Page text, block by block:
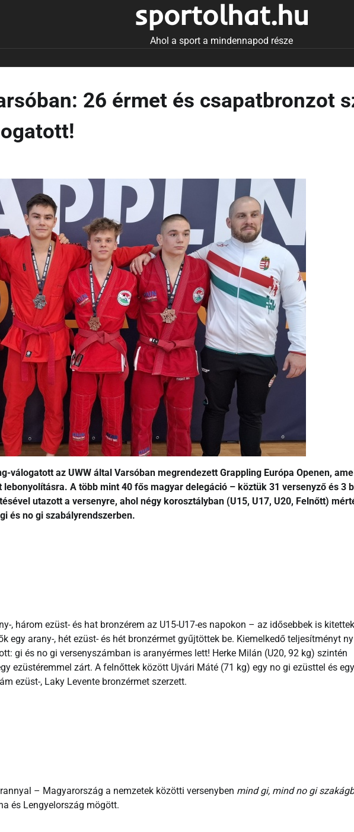
sportolhat.hu
Ahol a sport a mindennapod része
26 érmet és csapatbronzot
válogatott az UWW által Varsóban megrendezett Grappling Európa Openen,
A több mint 40 fős magyar delegáció – köztük 31 versenyző és 3
utazott a versenyre, ahol négy korosztályban (U15, U17, U20, Felnőtt)
és no gi szabályrendszerben.
, három ezüst- és hat bronzérem az U15-U17-es napokon – az idősebbek is kitettek
egy arany-, hét ezüst- és hét bronzérmet gyűjtöttek be. Kiemelkedő teljesítményt
gi és no gi versenyszámban is aranyérmes lett! Herke Milán (U20, 92 kg) szintén
ezüstéremmel zárt. A felnőttek között Ujvári Máté (71 kg) egy no gi ezüsttel és
ezüst-, Laky Levente bronzérmet szerzett.
– Magyarország a nemzetek közötti versenyben mind gi, mind no gi
és Lengyelország mögött.